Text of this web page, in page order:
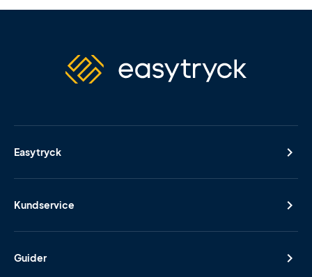
Easytryck
Kundservice
Guider